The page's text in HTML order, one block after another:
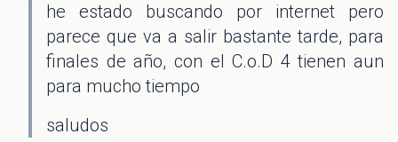
he estado buscando por internet pero
parece que va a salir bastante tarde, para
finales de año, con el C.o.D 4 tienen aun
para mucho tiempo
saludos